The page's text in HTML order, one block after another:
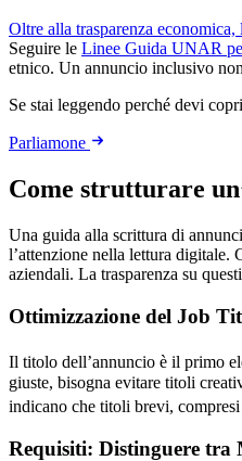
Oltre alla trasparenza
Seguire le Linee Guida UNAR
etnico. Un annuncio inclusivo
Se stai leggendo perché devi
Parliamone
Come strutturare
Una guida alla scrittura di
l’attenzione nella lettura
aziendali. La trasparenza su
Ottimizzazione del Job
Il titolo dell’annuncio è il primo
giuste, bisogna evitare titoli
indicano che titoli brevi,
Requisiti: Distinguere tra